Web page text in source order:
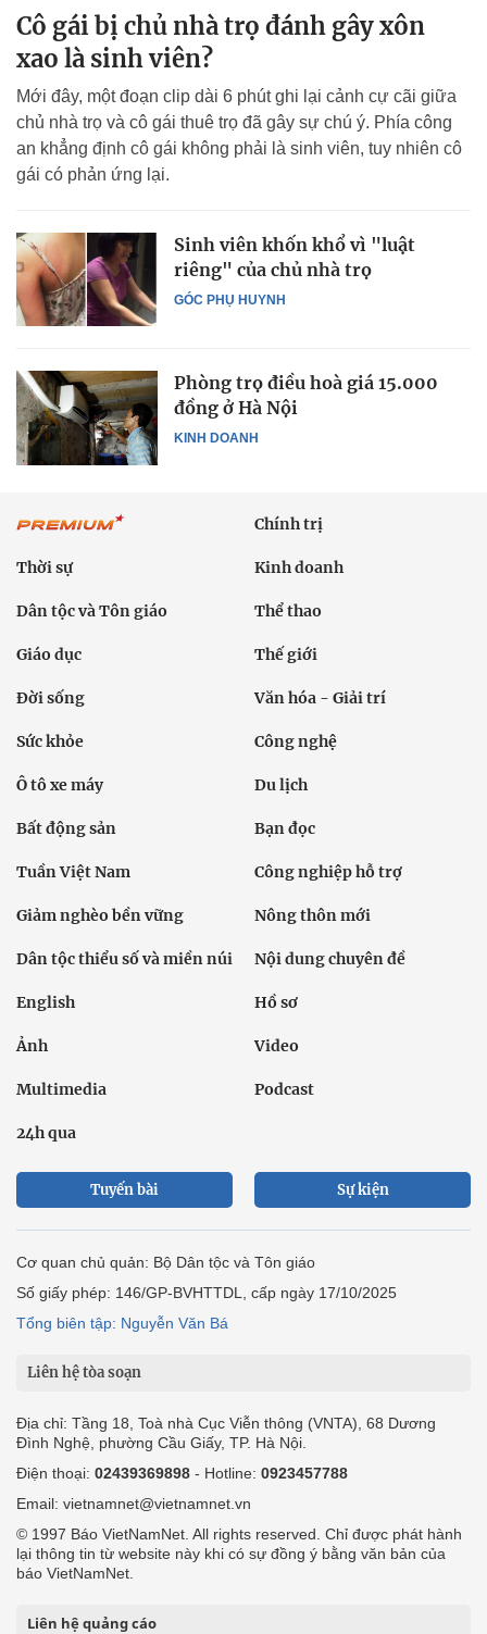
Cô gái bị chủ nhà trọ đánh gây xôn
xao là sinh viên?
Mới đây, một đoạn clip dài 6 phút ghi lại cảnh cự cãi giữa
chủ nhà trọ và cô gái thuê trọ đã gây sự chú ý. Phía công
an khẳng định cô gái không phải là sinh viên, tuy nhiên cô
gái có phản ứng lại.
GÓC PHỤ HUYNH
Sinh viên khốn khổ vì "luật
riêng" của chủ nhà trọ
KINH DOANH
Phòng trọ điều hoà giá 15.000
đồng ở Hà Nội
Chính trị
Thời sự Kinh doanh
Dân tộc và Tôn giáo Thể thao
Giáo dục Thế giới
Đời sống Văn hóa - Giải trí
Sức khỏe Công nghệ
Ô tô xe máy Du lịch
Bất động sản Bạn đọc
Tuần Việt Nam Công nghiệp hỗ trợ
Giảm nghèo bền vững Nông thôn mới
Dân tộc thiểu số và miền núi Nội dung chuyên đề
English Hồ sơ
Ảnh Video
Multimedia Podcast
24h qua
Tuyến bài Sự kiện
Cơ quan chủ quản: Bộ Dân tộc và Tôn giáo
Số giấy phép: 146/GP-BVHTTDL, cấp ngày 17/10/2025
Tổng biên tập: Nguyễn Văn Bá
Liên hệ tòa soạn
Địa chỉ: Tầng 18, Toà nhà Cục Viễn thông (VNTA), 68 Dương
Đình Nghệ, phường Cầu Giấy, TP. Hà Nội.
Điện thoại: 02439369898 - Hotline: 0923457788
Email: vietnamnet@vietnamnet.vn
© 1997 Báo VietNamNet. All rights reserved. Chỉ được phát hành
lại thông tin từ website này khi có sự đồng ý bằng văn bản của
báo VietNamNet.
Liên hệ quảng cáo